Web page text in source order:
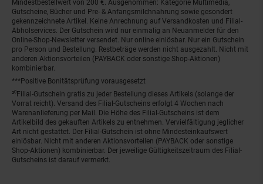
Mindestbestellwert von 200 €. Ausgenommen: Kategorie Multimedia,
Gutscheine, Bücher und Pre- & Anfangsmilchnahrung sowie gesondert
gekennzeichnete Artikel. Keine Anrechnung auf Versandkosten und Filial-
Abholservices. Der Gutschein wird nur einmalig an Neuanmelder für den
Online-Shop-Newsletter versendet. Nur online einlösbar. Nur ein Gutschein
pro Person und Bestellung. Restbeträge werden nicht ausgezahlt. Nicht mit
anderen Aktionsvorteilen (PAYBACK oder sonstige Shop-Aktionen)
kombinierbar.
***Positive Bonitätsprüfung vorausgesetzt
²⁰Filial-Gutschein gratis zu jeder Bestellung dieses Artikels (solange der
Vorrat reicht). Versand des Filial-Gutscheins erfolgt 4 Wochen nach
Warenanlieferung per Mail. Die Höhe des Filial-Gutscheins ist dem
Artikelbild des gekauften Artikels zu entnehmen. Vervielfältigung jeglicher
Art nicht gestattet. Der Filial-Gutschein ist ohne Mindesteinkaufswert
einlösbar. Nicht mit anderen Aktionsvorteilen (PAYBACK oder sonstige
Shop-Aktionen) kombinierbar. Der jeweilige Gültigkeitszeitraum des Filial-
Gutscheins ist darauf vermerkt.